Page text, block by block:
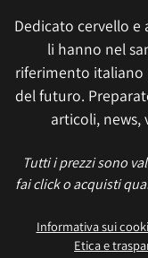
Dedicato cervello
li hanno nel
riferimento
del futuro.
articoli, news,
Tutti i prezzi sono
fai click o acquisti
Informativa sui
Etica e